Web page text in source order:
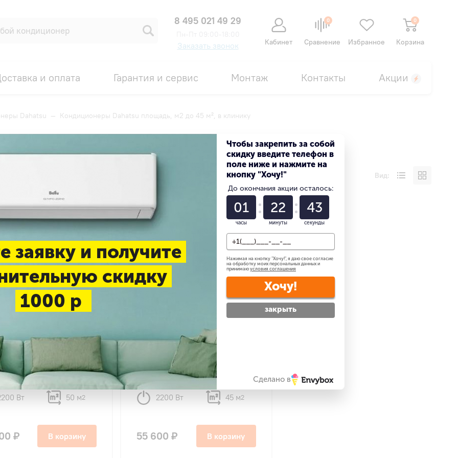
8 495 021 49 29
Заказать звонок Кабинет
0
Сравнение Избранное
0
Корзина
и оплата Гарантия и сервис Монтаж Контакты Акции
Dahatsu — Кондиционеры Dahatsu площадь, м2 до 45 м², в клинику
м2 до 45 м², в клинику
Вид:
DH-018I серия Onyx
Вт 50 м2
₽ В корзину
Dahatsu DH-18 T серия Onyx
2200 Вт 45 м2
55 600 ₽ В корзину
заявку и получите
скидку
1000 р
Чтобы закрепить за собой
скидку введите телефон в
поле ниже и нажмите на
кнопку "Хочу!"
До окончания акции осталось:
01
часы
22
минуты
42
секунды
Нажимая на кнопку "Хочу!", я даю свое согласие
на обработку моих персональных данных и
принимаю условия соглашения
Хочу!
закрыть
Сделано в